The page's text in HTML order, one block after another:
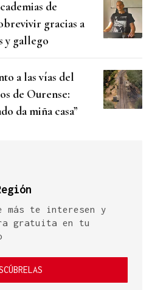
de
gracias a
y gallego
a las vías del
de Ourense:
da miña casa”
más te interesen y
gratuita en tu